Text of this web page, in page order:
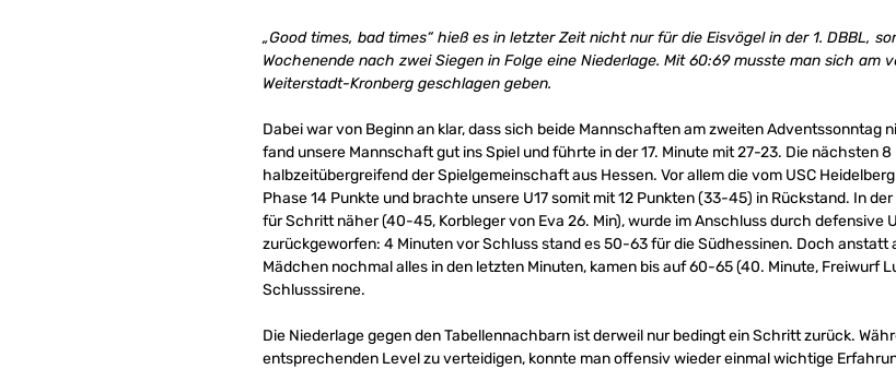
„Good times, bad times“ hieß es in letzter Zeit nicht nur für die Eisvögel in der 1. DBBL,
Wochenende nach zwei Siegen in Folge eine Niederlage. Mit 60:69 musste man sich am
Weiterstadt-Kronberg geschlagen geben.
Dabei war von Beginn an klar, dass sich beide Mannschaften am zweiten Adventssonntag
fand unsere Mannschaft gut ins Spiel und führte in der 17. Minute mit 27-23. Die nächsten
halbzeitübergreifend der Spielgemeinschaft aus Hessen. Vor allem die vom USC
Phase 14 Punkte und brachte unsere U17 somit mit 12 Punkten (33-45) in Rückstand. In
für Schritt näher (40-45, Korbleger von Eva 26. Min), wurde im Anschluss durch
zurückgeworfen: 4 Minuten vor Schluss stand es 50-63 für die Südhessinen. Doch anstatt
Mädchen nochmal alles in den letzten Minuten, kamen bis auf 60-65 (40. Minute, Freiwurf
Schlusssirene.
Die Niederlage gegen den Tabellennachbarn ist derweil nur bedingt ein Schritt zurück.
entsprechenden Level zu verteidigen, konnte man offensiv wieder einmal wichtige